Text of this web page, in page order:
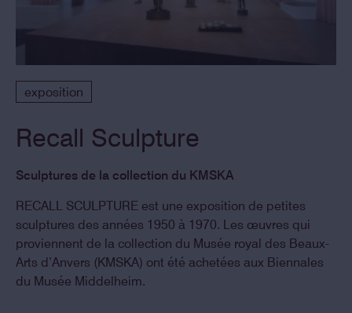
exposition
Recall Sculpture
Sculptures de la collection du KMSKA
RECALL SCULPTURE est une exposition de petites
sculptures des années 1950 à 1970. Les œuvres qui
proviennent de la collection du Musée royal des Beaux-
Arts d’Anvers (KMSKA) ont été achetées aux Biennales
du Musée Middelheim.